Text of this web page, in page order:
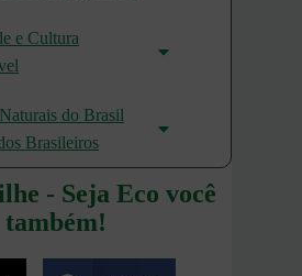
e Cultura
do Brasil
Brasileiros
- Seja Eco você
também!